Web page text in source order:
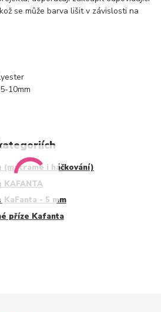
se může barva lišit v závislosti na
10mm
(macrame i háčkování)
- 5 mm
příze Kafanta